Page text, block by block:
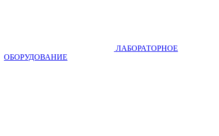
ЛАБОРАТОРНОЕ
ОБОРУДОВАНИЕ